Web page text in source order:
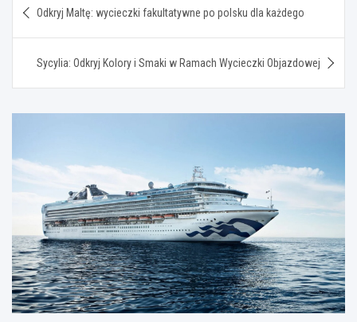
wpisu
Odkryj Maltę: wycieczki fakultatywne po polsku dla każdego
Sycylia: Odkryj Kolory i Smaki w Ramach Wycieczki Objazdowej